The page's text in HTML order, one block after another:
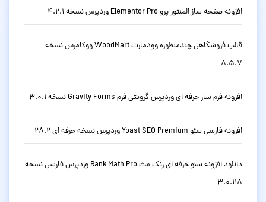
افزونه صفحه ساز المنتور پرو Elementor Pro وردپرس نسخه 4.2.1
قالب فروشگاهی چندمنظوره وودمارت WoodMart ووکامرس نسخه
8.5.7
افزونه فرم ساز حرفه ای وردپرس گرویتی فرم Gravity Forms نسخه 3.0.1
افزونه فارسی سئو Yoast SEO Premium وردپرس نسخه حرفه ای 28.2
دانلود افزونه سئو حرفه ای رنک مث Rank Math Pro وردپرس فارسی نسخه
3.0.118